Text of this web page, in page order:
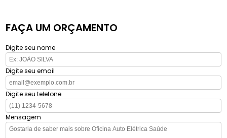
FAÇA UM ORÇAMENTO
Digite seu nome
Digite seu email
Digite seu telefone
Mensagem